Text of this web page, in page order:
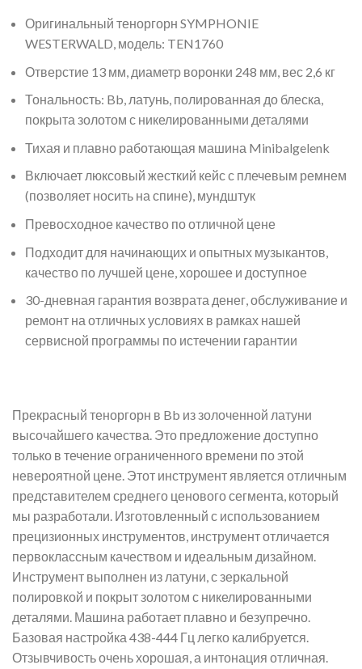
Оригинальный теноргорн SYMPHONIE
WESTERWALD, модель: TEN1760
Отверстие 13 мм, диаметр воронки 248 мм, вес 2,6 кг
Тональность: Bb, латунь, полированная до блеска,
покрыта золотом с никелированными деталями
Тихая и плавно работающая машина Minibalgelenk
Включает люксовый жесткий кейс с плечевым ремнем
(позволяет носить на спине), мундштук
Превосходное качество по отличной цене
Подходит для начинающих и опытных музыкантов,
качество по лучшей цене, хорошее и доступное
30-дневная гарантия возврата денег, обслуживание и
ремонт на отличных условиях в рамках нашей
сервисной программы по истечении гарантии
Прекрасный теноргорн в Bb из золоченной латуни
высочайшего качества. Это предложение доступно
только в течение ограниченного времени по этой
невероятной цене. Этот инструмент является отличным
представителем среднего ценового сегмента, который
мы разработали. Изготовленный с использованием
прецизионных инструментов, инструмент отличается
первоклассным качеством и идеальным дизайном.
Инструмент выполнен из латуни, с зеркальной
полировкой и покрыт золотом с никелированными
деталями. Машина работает плавно и безупречно.
Базовая настройка 438-444 Гц легко калибруется.
Отзывчивость очень хорошая, а интонация отличная.